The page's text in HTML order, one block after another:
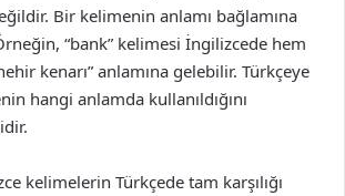
Bir kelimenin anlamı bağlamına
“bank” kelimesi İngilizcede hem
kenarı” anlamına gelebilir. Türkçeye
hangi anlamda kullanıldığını
kelimelerin Türkçede tam karşılığı